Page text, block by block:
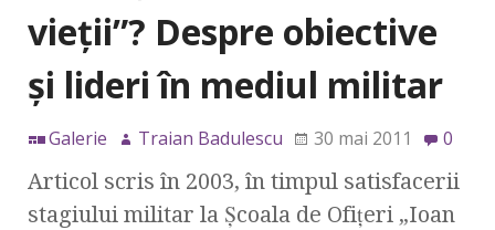
vieţii”? Despre obiective
şi lideri în mediul militar
Galerie Traian Badulescu 30 mai 2011 0
Articol scris în 2003, în timpul satisfacerii
stagiului militar la Şcoala de Ofiţeri „Ioan